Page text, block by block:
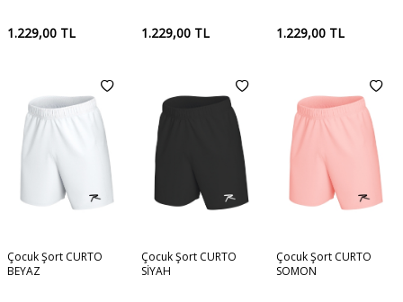
1.229,00 TL 1.229,00 TL 1.229,00TL
Çocuk Şort CURTO
BEYAZ
Çocuk Şort CURTO
SİYAH
Çocuk Şort CURTO
SOMON